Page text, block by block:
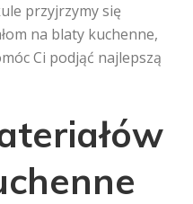
przyjrzymy się
na blaty kuchenne,
Ci podjąć najlepszą